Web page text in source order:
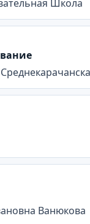
Школа
Ванюкова